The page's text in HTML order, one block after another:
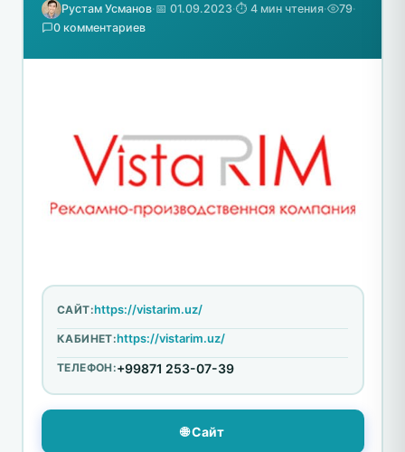
Рустам Усманов·📅 01.09.2023·⏱️ 4 мин чтения· 79·
0 комментариев
САЙТ:https://vistarim.uz/
КАБИНЕТ:https://vistarim.uz/
ТЕЛЕФОН:+99871 253-07-39
🌐 Сайт